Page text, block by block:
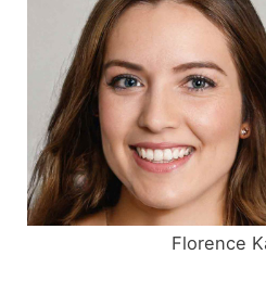
:
Florence